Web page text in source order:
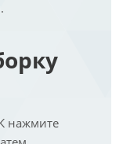
нажмите